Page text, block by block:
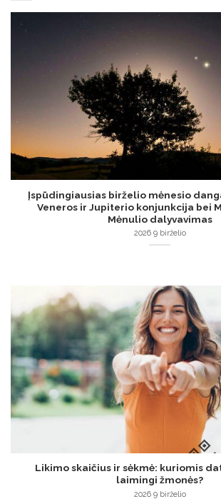
Įspūdingiausias birželio mėnesio
Veneros ir Jupiterio konjunkcija bei
Mėnulio dalyvavimas
2026 9 birželio
Likimo skaičius ir sėkmė: kuriomis
laimingi žmonės?
2026 9 birželio